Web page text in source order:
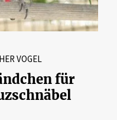
VOGEL
für